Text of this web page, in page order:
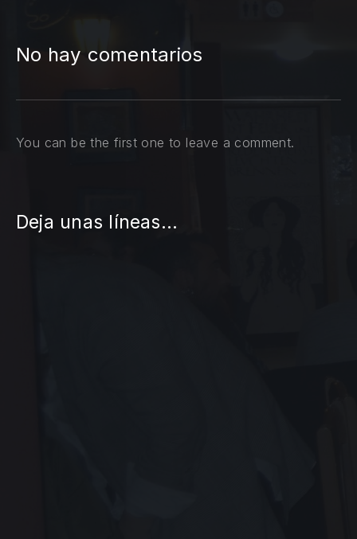
No hay comentarios
You can be the first one to leave a comment.
Deja unas líneas...